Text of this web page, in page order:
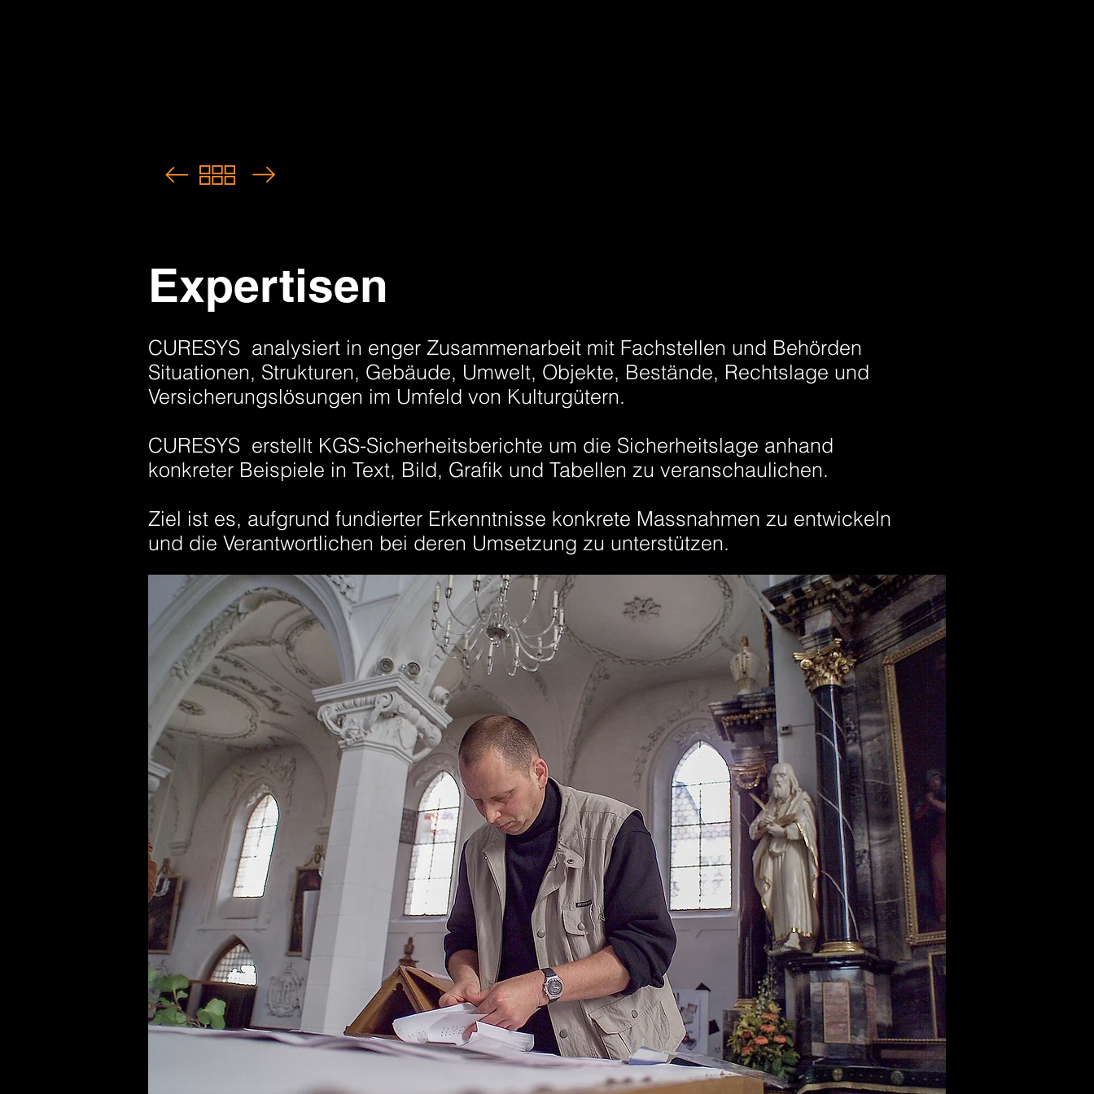
Expertisen
CURESYS analysiert in enger Zusammenarbeit mit Fachstellen und Behörden
Situationen, Strukturen, Gebäude, Umwelt, Objekte, Bestände, Rechtslage und
Versicherungslösungen im Umfeld von Kulturgütern.
CURESYS erstellt KGS-Sicherheitsberichte um die Sicherheitslage anhand
konkreter Beispiele in Text, Bild, Grafik und Tabellen zu veranschaulichen.
Ziel ist es, aufgrund fundierter Erkenntnisse konkrete Massnahmen zu entwickeln
und die Verantwortlichen bei deren Umsetzung zu unterstützen.